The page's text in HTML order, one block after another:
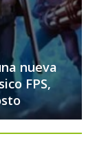
nueva
FPS,